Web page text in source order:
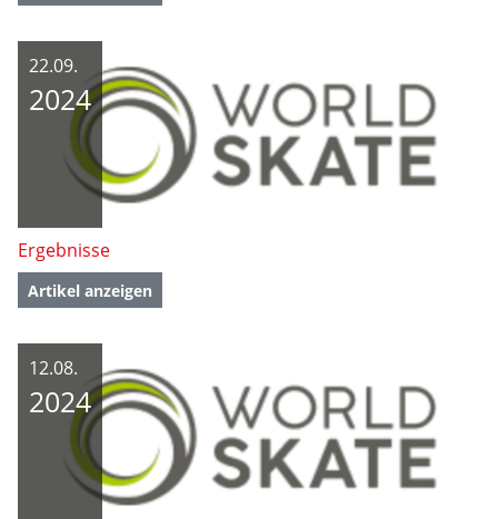
22.09.
2024
Ergebnisse
Artikel anzeigen
12.08.
2024